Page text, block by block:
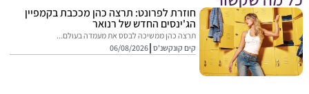
חוזרת לפרונט: תרצה כהן מככבת בקמפיין
הג'ינסים החדש של רנואר
תרצה כהן ממשיכה לבסס את מעמדה בעולם...
קים קונקשנ'ס 06/08/2026